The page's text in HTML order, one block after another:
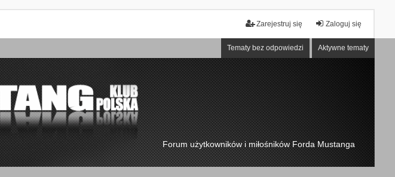
Zaloguj się
Zarejestruj się
Tematy bez odpowiedzi Aktywne tematy
Forum użytkowników i miłośników Forda Mustanga